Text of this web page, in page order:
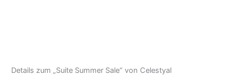
Details zum „Suite Summer Sale“ von Celestyal